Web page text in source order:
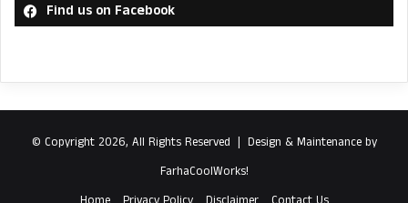
Find us on Facebook
© Copyright 2026, All Rights Reserved | Design & Maintenance by
FarhaCoolWorks!